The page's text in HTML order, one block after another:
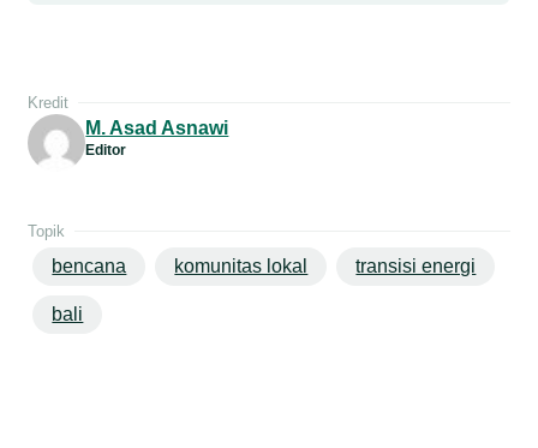
Kredit
M. Asad Asnawi
Editor
Topik
bencana komunitas lokal transisi energi
bali